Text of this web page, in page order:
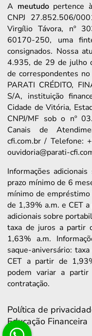
A meutudopertence à
CNPJ 27.852.506/
Virgílio Távora, nº
60170-250, uma
consignados. Nossa
4.935, de 29 de julho
de correspondentes
PARATI CRÉDITO,
S/A, instituição
Cidade de Vitória,
CNPJ/MF sob o nº
Canais de
cfi.com.br / Telefone:
ouvidoria@parati-
Informações
prazo mínimo de 6
mínimo de
de 1,39% a.m. e CET
adicionais sobre
taxa de juros a partir
1,63% a.m.
saque-aniversário:
CET a partir de
podem variar a
contratação.
Política de
Educação Financeira